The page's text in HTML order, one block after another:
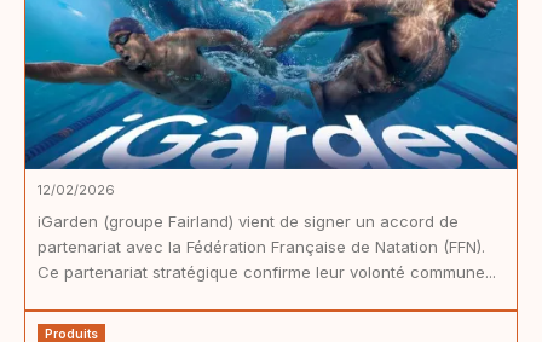
12/02/2026
iGarden (groupe Fairland) vient de signer un accord de
partenariat avec la Fédération Française de Natation (FFN).
Ce partenariat stratégique confirme leur volonté commune...
Produits